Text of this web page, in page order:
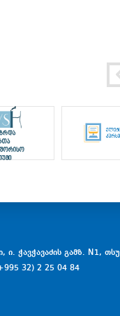
ი. ჭავჭავაძის გამზ. N1, თსუ
32) 2 25 04 84